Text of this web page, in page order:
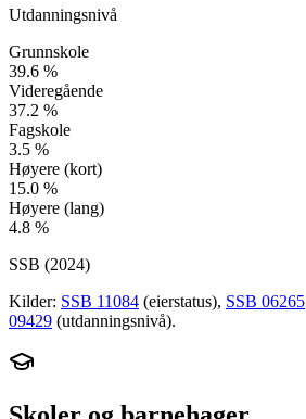
Utdanningsnivå
Grunnskole
39.6 %
Videregående
37.2 %
Fagskole
3.5 %
Høyere (kort)
15.0 %
Høyere (lang)
4.8 %
SSB (2024)
Kilder: SSB 11084 (eierstatus), SSB 06265
09429 (utdanningsnivå).